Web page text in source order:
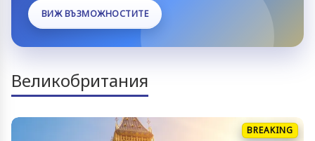
ВИЖ ВЪЗМОЖНОСТИТЕ
Великобритания
BREAKING